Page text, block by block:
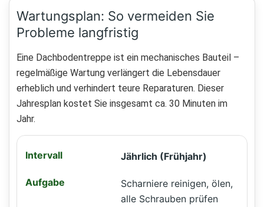
Wartungsplan: So vermeiden Sie
Probleme langfristig
Eine Dachbodentreppe ist ein mechanisches Bauteil –
regelmäßige Wartung verlängert die Lebensdauer
erheblich und verhindert teure Reparaturen. Dieser
Jahresplan kostet Sie insgesamt ca. 30 Minuten im
Jahr.
Jährlich (Frühjahr)
Scharniere reinigen, ölen,
alle Schrauben prüfen